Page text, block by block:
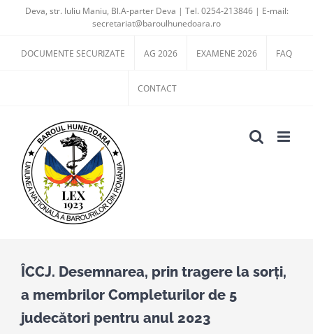
content
Deva, str. Iuliu Maniu, Bl.A-parter Deva | Tel. 0254-213846 | E-mail:
secretariat@baroulhunedoara.ro
DOCUMENTE SECURIZATE AG 2026 EXAMENE 2026 FAQ
CONTACT
ÎCCJ. Desemnarea, prin tragere la sorți,
a membrilor Completurilor de 5
judecători pentru anul 2023